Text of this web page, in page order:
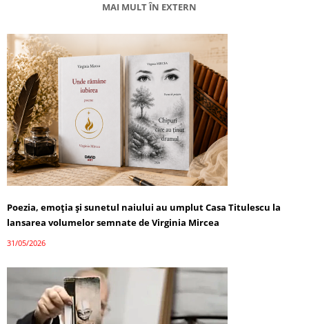
MAI MULT ÎN EXTERN
Poezia, emoția și sunetul naiului au umplut Casa Titulescu la
lansarea volumelor semnate de Virginia Mircea
31/05/2026